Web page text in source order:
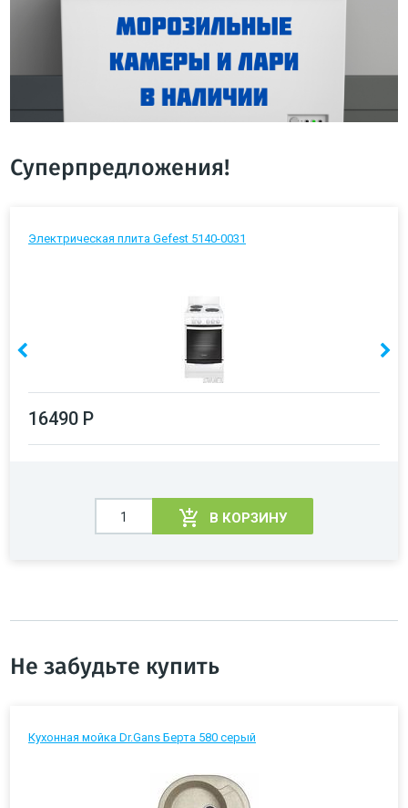
Суперпредложения!
Электрическая плита Gefest 5140-0031
16490 Р
В КОРЗИНУ
Не забудьте купить
Кухонная мойка Dr.Gans Берта 580 серый